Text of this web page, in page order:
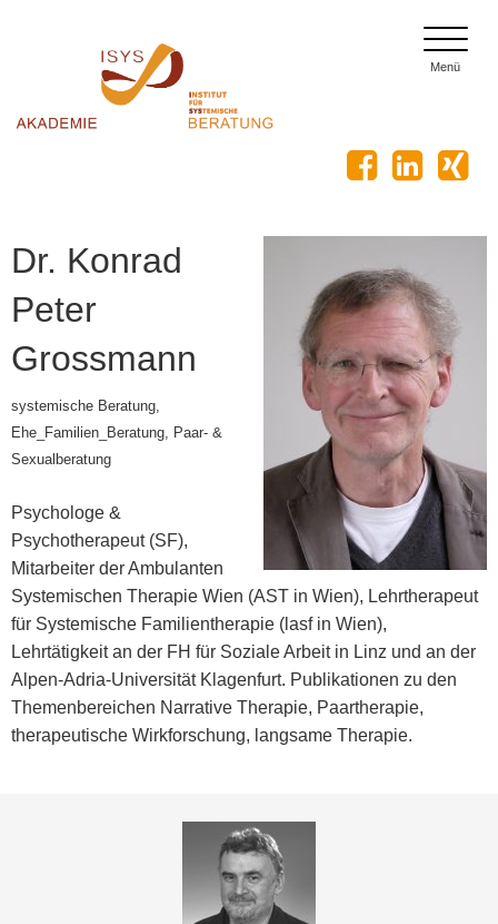
toggle
menu
Menü
Dr. Konrad
Peter
Grossmann
systemische Beratung,
Ehe_Familien_Beratung, Paar- &
Sexualberatung
Psychologe &
Psychotherapeut (SF),
Mitarbeiter der Ambulanten
Systemischen Therapie Wien (AST in Wien), Lehrtherapeut
für Systemische Familientherapie (lasf in Wien),
Lehrtätigkeit an der FH für Soziale Arbeit in Linz und an der
Alpen-Adria-Universität Klagenfurt. Publikationen zu den
Themenbereichen Narrative Therapie, Paartherapie,
therapeutische Wirkforschung, langsame Therapie.